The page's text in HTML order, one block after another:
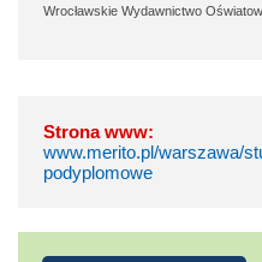
Wrocławskie Wydawnictwo
Strona www:
www.merito.pl/warszawa/
podyplomowe